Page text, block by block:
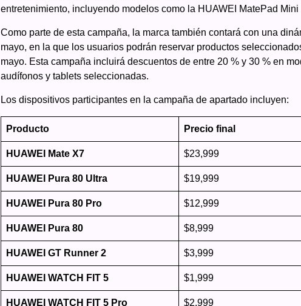
entretenimiento, incluyendo modelos como la HUAWEI MatePad
Como parte de esta campaña, la marca también contará con una
mayo, en la que los usuarios podrán reservar productos
mayo. Esta campaña incluirá descuentos de entre 20 % y 30 % en
audífonos y tablets seleccionadas.
Los dispositivos participantes en la campaña de apartado incluyen:
Producto Precio final
HUAWEI Mate X7 $23,999
HUAWEI Pura 80 Ultra $19,999
HUAWEI Pura 80 Pro $12,999
HUAWEI Pura 80 $8,999
HUAWEI GT Runner 2 $3,999
HUAWEI WATCH FIT 5 $1,999
HUAWEI WATCH FIT 5 Pro $2,999